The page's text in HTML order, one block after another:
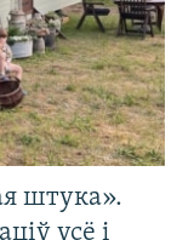
штука».
усё і